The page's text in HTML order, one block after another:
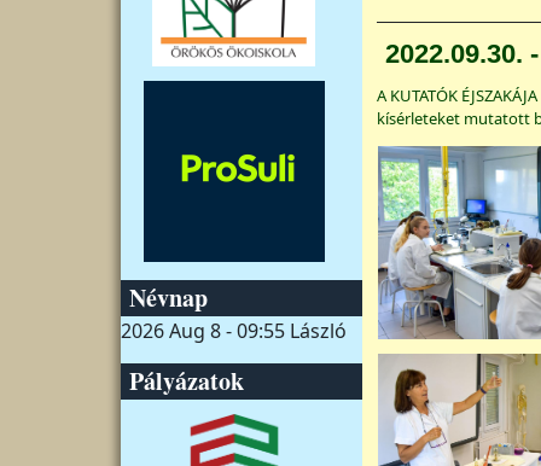
Névnap
2026 Aug 8 - 09:55 László
Pályázatok
2022.09.30.
A KUTATÓK
kísérleteket mutatott